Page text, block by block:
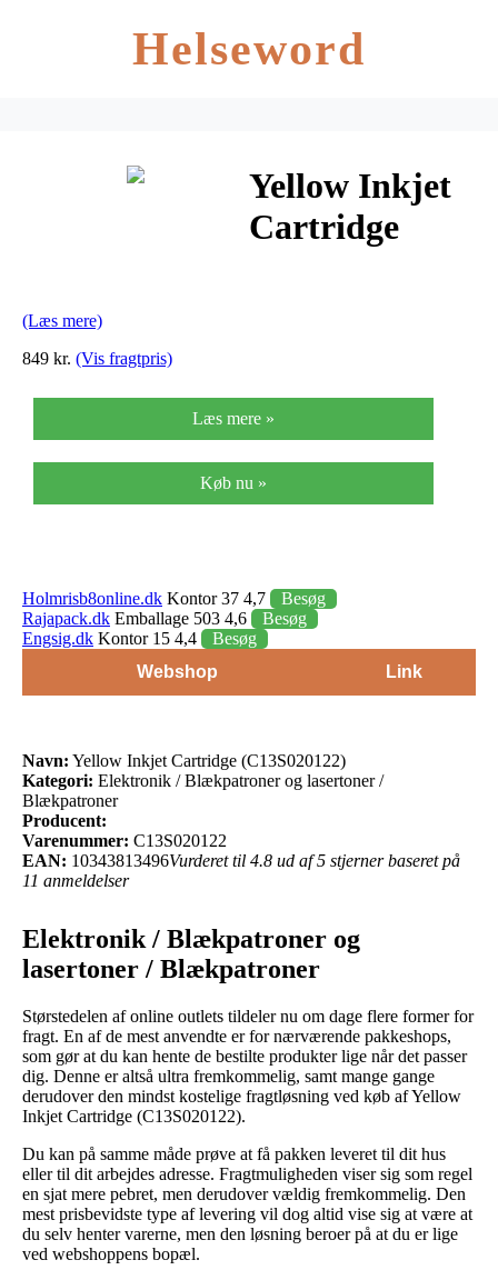
Helseword
Yellow Inkjet
Cartridge
(Læs mere)
849 kr. (Vis fragtpris)
Læs mere »
Køb nu »
Holmrisb8online.dk Kontor 37 4,7
Besøg
Rajapack.dk Emballage 503 4,6
Besøg
Engsig.dk Kontor 15 4,4
Besøg
Webshop
Link
Navn: Yellow Inkjet Cartridge (C13S020122)
Kategori: Elektronik / Blækpatroner og lasertoner /
Blækpatroner
Producent:
Varenummer: C13S020122
EAN: 10343813496Vurderet til 4.8 ud af 5 stjerner baseret på
11 anmeldelser
Elektronik / Blækpatroner og
lasertoner / Blækpatroner
Størstedelen af online outlets tildeler nu om dage flere former for
fragt. En af de mest anvendte er for nærværende pakkeshops,
som gør at du kan hente de bestilte produkter lige når det passer
dig. Denne er altså ultra fremkommelig, samt mange gange
derudover den mindst kostelige fragtløsning ved køb af Yellow
Inkjet Cartridge (C13S020122).
Du kan på samme måde prøve at få pakken leveret til dit hus
eller til dit arbejdes adresse. Fragtmuligheden viser sig som regel
en sjat mere pebret, men derudover vældig fremkommelig. Den
mest prisbevidste type af levering vil dog altid vise sig at være at
du selv henter varerne, men den løsning beroer på at du er lige
ved webshoppens bopæl.